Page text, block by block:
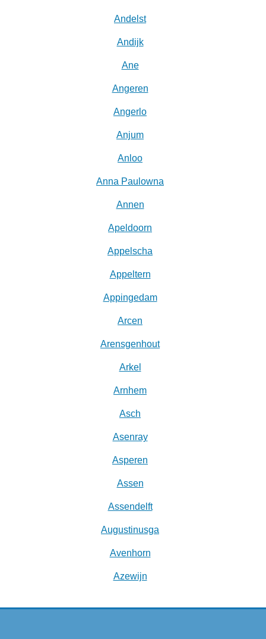
Andelst
Andijk
Ane
Angeren
Angerlo
Anjum
Anloo
Anna Paulowna
Annen
Apeldoorn
Appelscha
Appeltern
Appingedam
Arcen
Arensgenhout
Arkel
Arnhem
Asch
Asenray
Asperen
Assen
Assendelft
Augustinusga
Avenhorn
Azewijn